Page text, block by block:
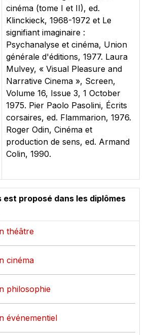
cinéma (tome I et II), ed.
Klinckieck, 1968-1972 et Le
signifiant imaginaire :
Psychanalyse et cinéma, Union
générale d'éditions, 1977. Laura
Mulvey, « Visual Pleasure and
Narrative Cinema », Screen,
Volume 16, Issue 3, 1 October
1975. Pier Paolo Pasolini, Écrits
corsaires, ed. Flammarion, 1976.
Roger Odin, Cinéma et
production de sens, ed. Armand
Colin, 1990.
est proposé dans les diplômes
théâtre
cinéma
philosophie
événementiel